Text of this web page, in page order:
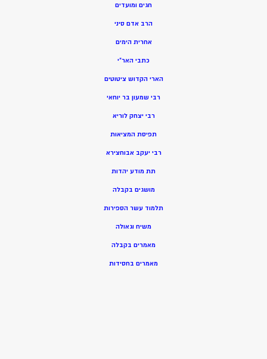
חגים ומועדים
הרב אדם סיני
אחרית הימים
כתבי האר”י
הארי הקדוש ציטוטים
רבי שמעון בר יוחאי
רבי יצחק לוריא
תפיסת המציאות
רבי יעקב אבוחצירא
תת מודע יהדות
מושגים בקבלה
תלמוד עשר הספירות
משיח וגאולה
מאמרים בקבלה
מאמרים בחסידות